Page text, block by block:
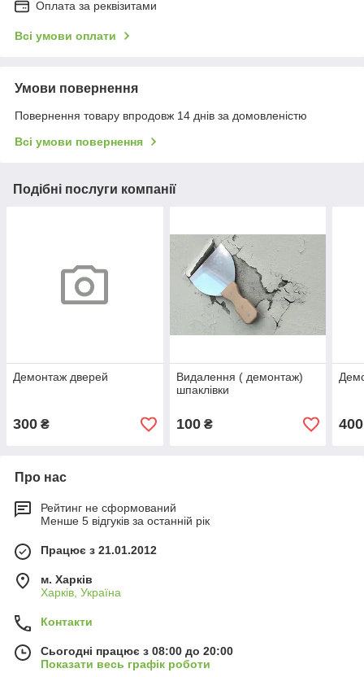
Оплата за реквізитами
Всі умови оплати
Умови повернення
Повернення товару впродовж 14 днів за домовленістю
Всі умови повернення
Подібні послуги компанії
Демонтаж дверей
300 ₴
Видалення ( демонтаж)
шпаклівки
100₴ 400
Про нас
Рейтинг не сформований
Менше 5 відгуків за останній рік
Працює з 21.01.2012
м. Харків
Харків, Україна
Контакти
Сьогодні працює з 08:00 до 20:00
Показати весь графік роботи